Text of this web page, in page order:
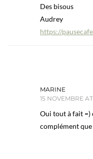
Des bisous
Audrey
https://
MARINE
15 NOVEMBRE
Oui tout à fait =)
complément